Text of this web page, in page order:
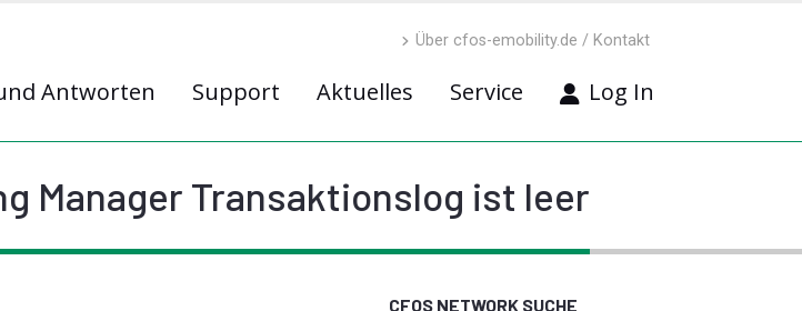
Über cfos-emobility.de / Kontakt
Antworten Support Aktuelles Service Log In
Manager Transaktionslog ist leer
CFOS NETWORK SUCHE